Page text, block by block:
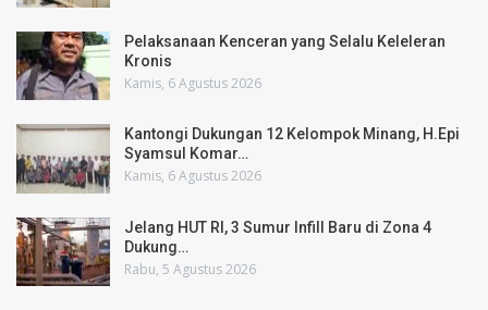
Pelaksanaan Kenceran yang Selalu Keleleran
Kronis
Kamis, 6 Agustus 2026
Kantongi Dukungan 12 Kelompok Minang, H.Epi
Syamsul Komar…
Kamis, 6 Agustus 2026
Jelang HUT RI, 3 Sumur Infill Baru di Zona 4
Dukung…
Rabu, 5 Agustus 2026